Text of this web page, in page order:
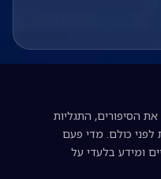
הסיפורים, התגליות
כולם. מדי פעם
ומידע בלעדי על